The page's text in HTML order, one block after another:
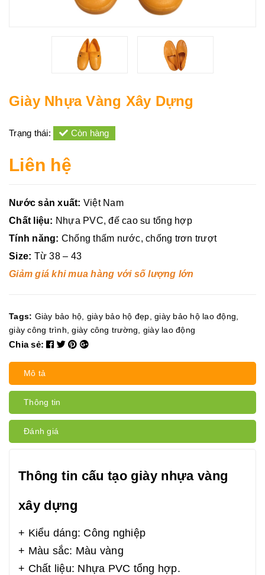
Giày Nhựa Vàng Xây Dựng
Trạng thái: Còn hàng
Liên hệ
Nước sản xuất: Việt Nam
Chất liệu: Nhựa PVC, đế cao su tổng hợp
Tính năng: Chống thấm nước, chống trơn trượt
Size: Từ 38 – 43
Giảm giá khi mua hàng với số lượng lớn
Tags: Giày bảo hộ giày bảo hộ đẹp giày bảo hộ lao động
giày công trình ,giày công trường giày lao động
Chia sẻ:
Mô tả
Thông tin
Đánh giá
Thông tin cấu tạo giày nhựa vàng
xây dựng
+ Kiểu dáng: Công nghiệp
+ Màu sắc: Màu vàng
+ Chất liệu: Nhựa PVC tổng hợp.